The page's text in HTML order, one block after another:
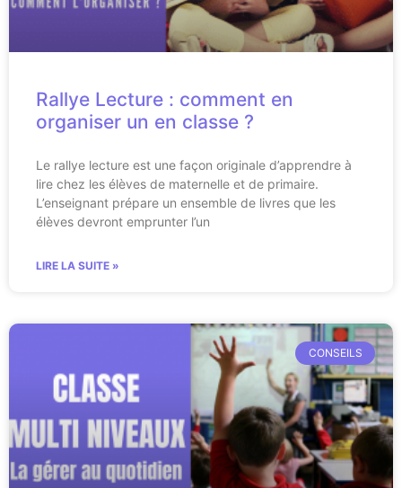
Rallye Lecture : comment en
organiser un en classe ?
Le rallye lecture est une façon originale d’apprendre à
lire chez les élèves de maternelle et de primaire.
L’enseignant prépare un ensemble de livres que les
élèves devront emprunter l’un
LIRE LA SUITE »
CONSEILS